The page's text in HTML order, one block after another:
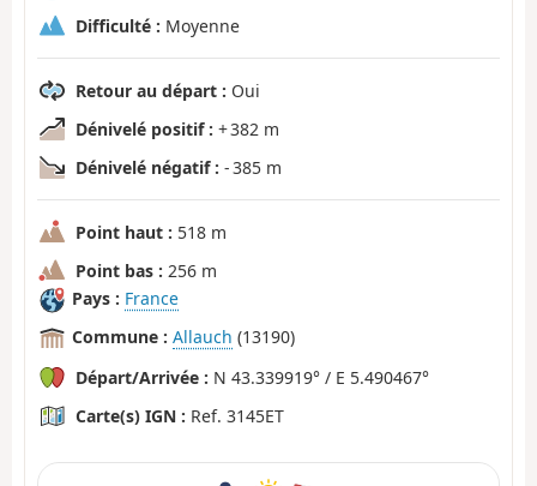
Difficulté : Moyenne
Retour au départ : Oui
Dénivelé positif : + 382 m
Dénivelé négatif : - 385 m
Point haut : 518 m
Point bas : 256 m
Pays : France
Commune : Allauch (13190)
Départ/Arrivée : N 43.339919° / E 5.490467°
Carte(s) IGN : Ref. 3145ET